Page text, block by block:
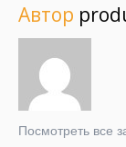
Автор
Посмотреть все